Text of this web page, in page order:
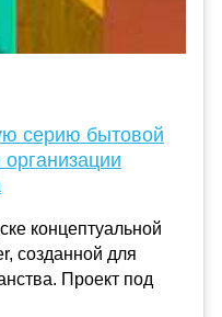
серию бытовой
концептуальной
созданной для
Проект под